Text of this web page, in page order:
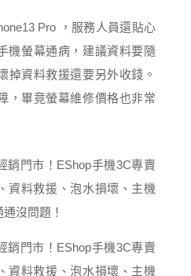
Pro ，服務人員還貼心
機螢幕通病，建議資料要隨
掉資料救援還要另外收錢。
，畢竟螢幕維修價格也非常